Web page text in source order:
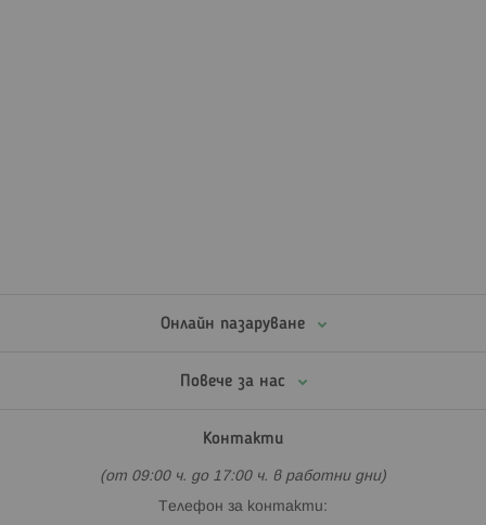
Онлайн пазаруване
Повече за нас
Контакти
(от 09:00 ч. до 17:00 ч. в работни дни)
Телефон за контакти: